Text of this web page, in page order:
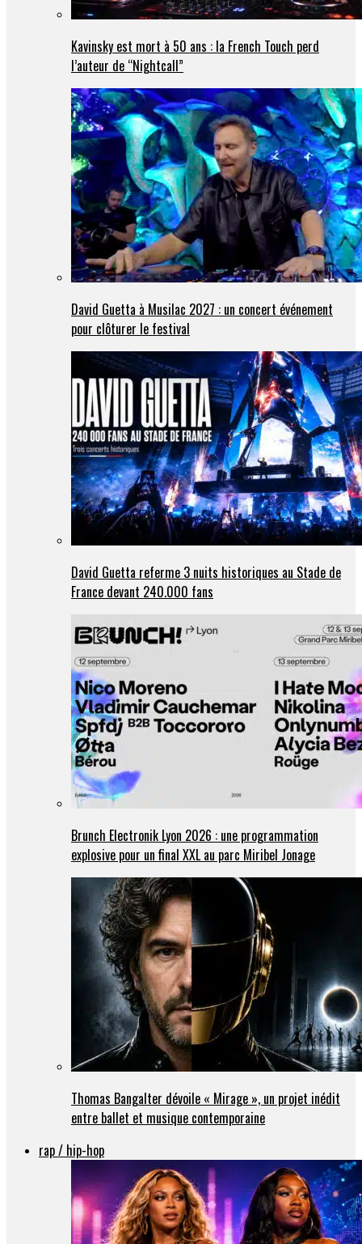
Kavinsky est mort à 50 ans : la French Touch perd
l’auteur de “Nightcall”
David Guetta à Musilac 2027 : un concert événement
pour clôturer le festival
David Guetta referme 3 nuits historiques au Stade de
France devant 240.000 fans
Brunch Electronik Lyon 2026 : une programmation
explosive pour un final XXL au parc Miribel Jonage
Thomas Bangalter dévoile « Mirage », un projet inédit
entre ballet et musique contemporaine
rap / hip-hop